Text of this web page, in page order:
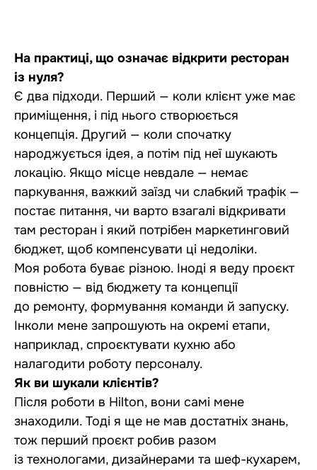
На практиці, що означає відкрити ресторан
із нуля?
Є два підходи. Перший — коли клієнт уже має
приміщення, і під нього створюється
концепція. Другий — коли спочатку
народжується ідея, а потім під неї шукають
локацію. Якщо місце невдале — немає
паркування, важкий заїзд чи слабкий трафік —
постає питання, чи варто взагалі відкривати
там ресторан і який потрібен маркетинговий
бюджет, щоб компенсувати ці недоліки.
Моя робота буває різною. Іноді я веду проєкт
повністю — від бюджету та концепції
до ремонту, формування команди й запуску.
Інколи мене запрошують на окремі етапи,
наприклад, спроєктувати кухню або
налагодити роботу персоналу.
Як ви шукали клієнтів?
Після роботи в Hilton, вони самі мене
знаходили. Тоді я ще не мав достатніх знань,
тож перший проєкт робив разом
із технологами, дизайнерами та шеф-кухарем,